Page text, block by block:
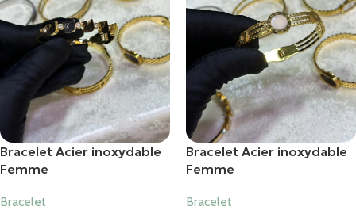
Bracelet Acier inoxydable
Femme
Bracelet
Bracelet Acier inoxydable
Femme
Bracelet